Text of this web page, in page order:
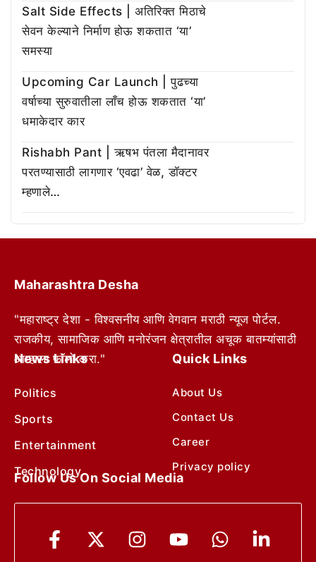
Salt Side Effects | अतिरिक्त मिठाचे
सेवन केल्याने निर्माण होऊ शकतात ‘या’
समस्या
Upcoming Car Launch | पुढच्या
वर्षाच्या सुरुवातीला लाँच होऊ शकतात ‘या’
धमाकेदार कार
Rishabh Pant | ऋषभ पंतला मैदानावर
परतण्यासाठी लागणार ‘एवढा’ वेळ, डॉक्टर
म्हणाले…
Maharashtra Desha
"महाराष्ट्र देशा - विश्वसनीय आणि वेगवान मराठी न्यूज पोर्टल.
राजकीय, सामाजिक आणि मनोरंजन क्षेत्रातील अचूक बातम्यांसाठी
आम्हाला फॉलो करा."
News Links
Politics
Sports
Entertainment
Technology
Quick Links
About Us
Contact Us
Career
Privacy policy
Follow Us On Social Media